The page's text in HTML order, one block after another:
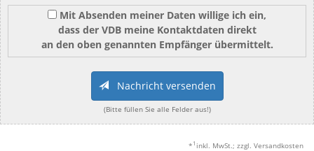
Mit Absenden meiner Daten willige ich ein,
dass der VDB meine Kontaktdaten direkt
an den oben genannten Empfänger übermittelt.
Nachricht versenden
(Bitte füllen Sie alle Felder aus!)
* 1 inkl. MwSt.; zzgl. Versandkosten